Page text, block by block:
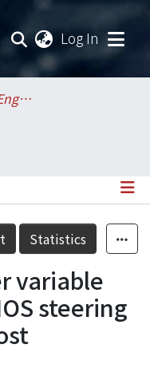
Log In
College of Electrical Engineering and Computer Science / 電機資訊學院
Statistics
variable
steering